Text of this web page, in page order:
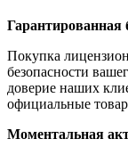
Гарантированная
Покупка
безопасности
доверие наших
официальные
Моментальная